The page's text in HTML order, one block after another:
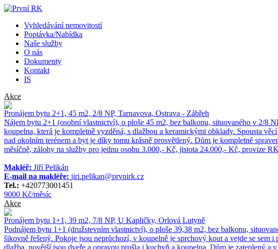
Vyhledávání nemovitostí
Poptávka/Nabídka
Naše služby
O nás
Dokumenty
Kontakt
IS
Akce
Pronájem bytu 2+1, 45 m2, 2/8 NP, Tarnavova, Ostrava - Zábřeh
Nájem bytu 2+1 (osobní vlastnictví), o ploše 45 m2, bez balkonu, situovaného v 2/8
koupelna, která je kompletně vyzděná, s dlažbou a keramickými obklady. Spousta
nad okolním terénem a byt je díky tomu krásně prosvětlený. Dům je kompletně
měsíčně, zálohy na služby pro jednu osobu 3.000,- Kč, jistota 24.000,- Kč, provize
Makléř: Jiří Pelikán
E-mail na makléře: jiri.pelikan@prvnirk.cz
Tel.: +420773001451
9000 Kč/měsíc
Akce
Pronájem bytu 1+1, 39 m2, 7/8 NP, U Kapličky, Orlová Lutyně
Podnájem bytu 1+1 (družstevním vlastnictví), o ploše 39,38 m2, bez balkonu,
šikovně řešený. Pokoje jsou neprůchozí, v koupelně je sprchový kout a vejde se
dlažba, novější jsou dveře a opravou prošla i kuchyň a koupelna. Dům je zateplený